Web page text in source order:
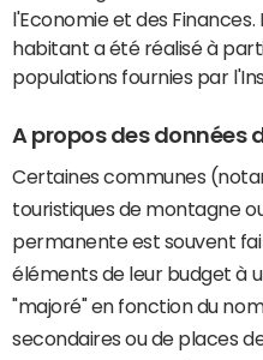
l'Economie et des
habitant a été réalisé à
populations fournies par
A propos des données
Certaines communes
touristiques de montagne
permanente est souvent
éléments de leur budget à
"majoré" en fonction du
secondaires ou de places